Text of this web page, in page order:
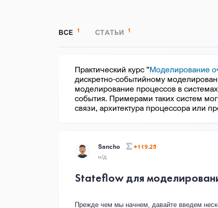
ВСЕ 1 СТАТЬИ 1
Практический курс "Моделирование
дискретно-событийному
моделирование процессов в
события. Примерами таких систем
связи, архитектура процессора или
Sancho
+119.25
н/д
Stateflow для
Прежде чем мы начнем, давайте введем